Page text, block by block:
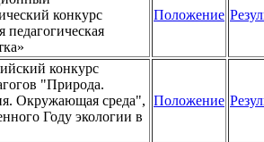
конкурс
педагогическая
Положение
конкурс
"Природа.
Окружающая среда",
Году экологии в
Положение